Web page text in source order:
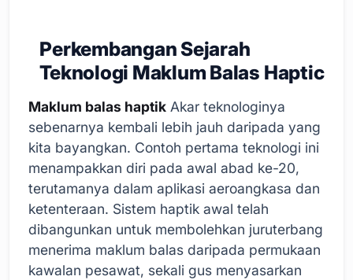
Perkembangan Sejarah
Teknologi Maklum Balas Haptic
Maklum balas haptik Akar teknologinya
sebenarnya kembali lebih jauh daripada yang
kita bayangkan. Contoh pertama teknologi ini
menampakkan diri pada awal abad ke-20,
terutamanya dalam aplikasi aeroangkasa dan
ketenteraan. Sistem haptik awal telah
dibangunkan untuk membolehkan juruterbang
menerima maklum balas daripada permukaan
kawalan pesawat, sekali gus menyasarkan